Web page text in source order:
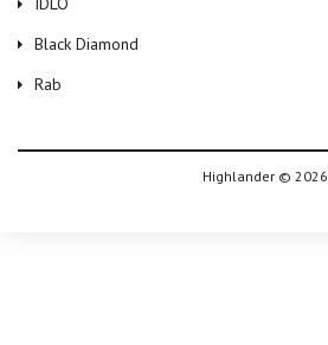
Black Diamond
Rab
Highlander © 2026